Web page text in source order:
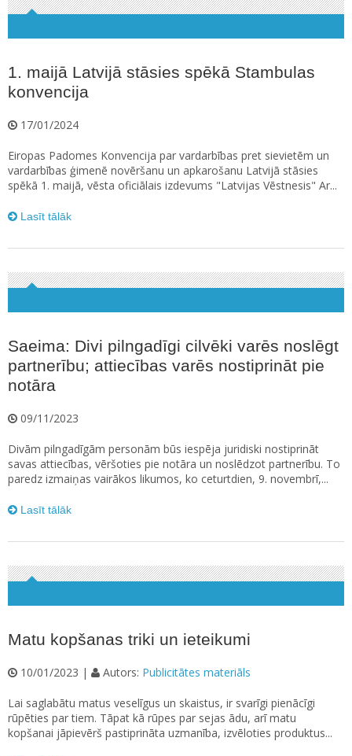
1. maijā Latvijā stāsies spēkā Stambulas
konvencija
17/01/2024
Eiropas Padomes Konvencija par vardarbības pret sievietēm un
vardarbības ģimenē novēršanu un apkarošanu Latvijā stāsies
spēkā 1. maijā, vēsta oficiālais izdevums "Latvijas Vēstnesis" Ar...
Lasīt tālāk
Saeima: Divi pilngadīgi cilvēki varēs noslēgt
partnerību; attiecības varēs nostiprināt pie
notāra
09/11/2023
Divām pilngadīgām personām būs iespēja juridiski nostiprināt
savas attiecības, vēršoties pie notāra un noslēdzot partnerību. To
paredz izmaiņas vairākos likumos, ko ceturtdien, 9. novembrī,...
Lasīt tālāk
Matu kopšanas triki un ieteikumi
10/01/2023 | Autors: Publicitātes materiāls
Lai saglabātu matus veselīgus un skaistus, ir svarīgi pienācīgi
rūpēties par tiem. Tāpat kā rūpes par sejas ādu, arī matu
kopšanai jāpievērš pastiprināta uzmanība, izvēloties produktus...